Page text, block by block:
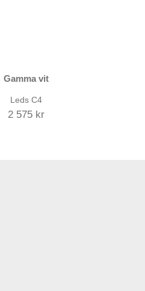
Gamma vit
Leds C4
2 575 kr